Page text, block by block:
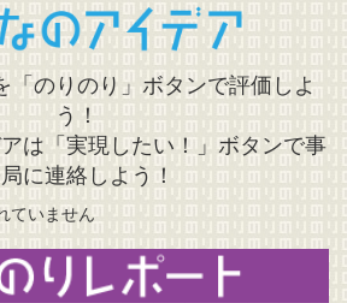
のアイデア
「のりのり」ボタンで評価しよ
う！
は「実現したい！」ボタンで事
に連絡しよう！
ていません
りレポート